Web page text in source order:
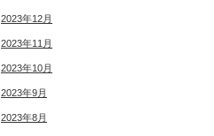
2023年12月
2023年11月
2023年10月
2023年9月
2023年8月